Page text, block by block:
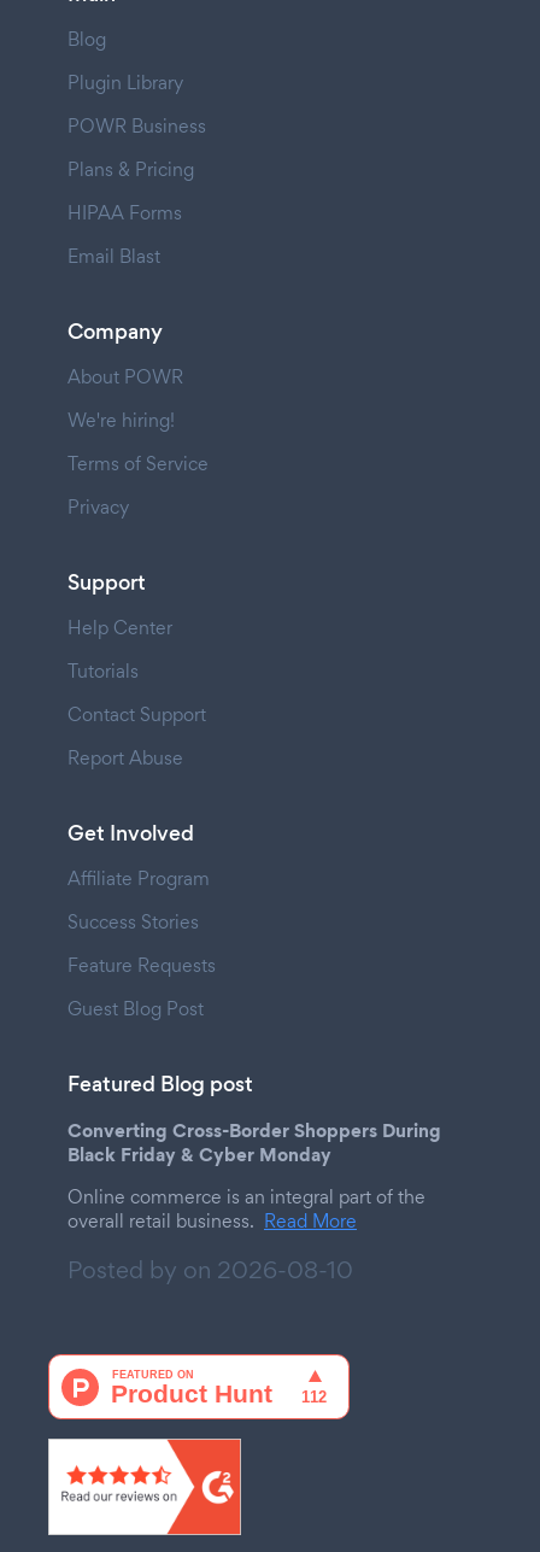
Blog
Plugin Library
POWR Business
Plans & Pricing
HIPAA Forms
Email Blast
Company
About POWR
We're hiring!
Terms of Service
Privacy
Support
Help Center
Tutorials
Contact Support
Report Abuse
Get Involved
Affiliate Program
Success Stories
Feature Requests
Guest Blog Post
Featured Blog post
Converting Cross-Border Shoppers During
Black Friday & Cyber Monday
Online commerce is an integral part of the
overall retail business. Read More
Posted by on 2026-08-10